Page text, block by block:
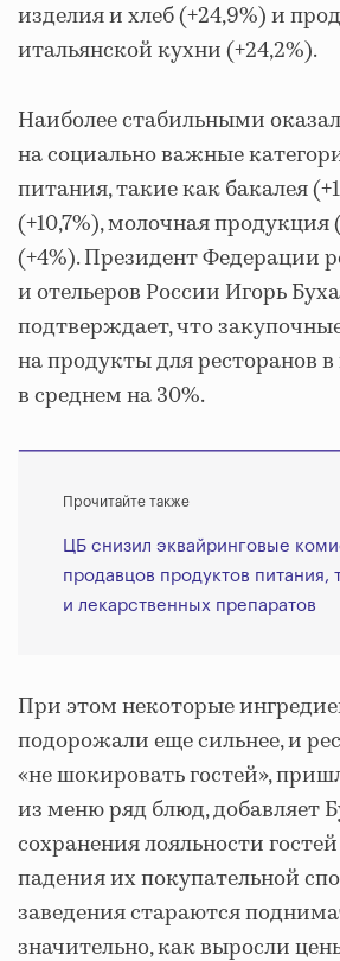
изделия и хлеб (+24,9%) и
итальянской кухни (+24,2%).
Наиболее стабильными
на социально важные
питания, такие как бакалея
(+10,7%), молочная продукция
(+4%). Президент Федерации
и отельеров России Игорь
подтверждает, что
на продукты для ресторанов
в среднем на 30%.
Прочитайте также
ЦБ снизил эквайринговые
продавцов продуктов питания,
и лекарственных препаратов
При этом некоторые
подорожали еще сильнее, и
«не шокировать гостей»,
из меню ряд блюд, добавляет
сохранения лояльности
падения их покупательной
заведения стараются
значительно, как выросли